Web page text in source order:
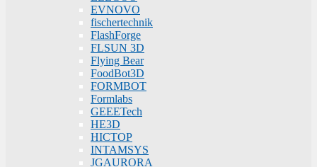
EVNOVO
fischertechnik
FlashForge
FLSUN 3D
Flying Bear
FoodBot3D
FORMBOT
Formlabs
GEEETech
HE3D
HICTOP
INTAMSYS
JGAURORA